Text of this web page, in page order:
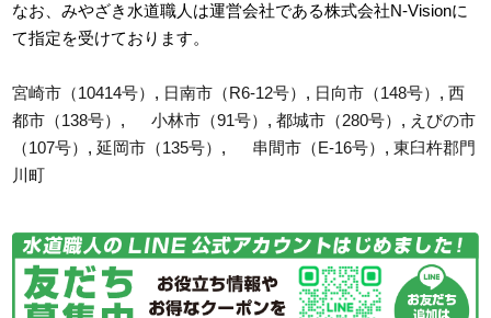
なお、みやざき水道職人は運営会社である株式会社N-Visionに
て指定を受けております。
宮崎市（10414号） , 日南市（R6-12号） , 日向市（148号） ,西
都市（138号） ,小林市（91号） ,都城市（280号） , えびの市
（107号） , 延岡市（135号） , 串間市（E-16号） ,東臼杵郡門
川町